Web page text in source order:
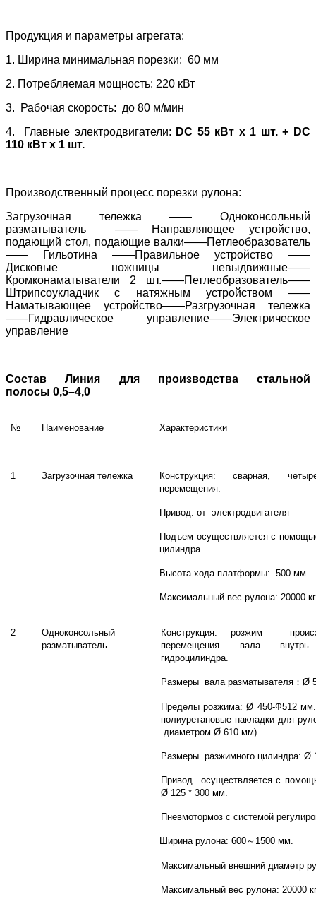
Продукция и параметры агрегата:
1. Ширина минимальная порезки: 60 мм
2. Потребляемая мощность: 220 кВт
3. Рабочая скорость: до 80 м/мин
4. Главные электродвигатели: DC 55 кВт x1 шт. + DС
110 кВт х 1 шт.
Производственный процесс порезки рулона:
Загрузочная тележка —— Одноконсольный
разматыватель —— Направляющее устройство,
подающий стол, подающие валки——Петлеобразователь
—— Гильотина ——Правильное устройство ——
Дисковые ножницы невыдвижные——
Кромконаматыватели 2 шт.——Петлеобразователь——
Штрипсоукладчик с натяжным устройством ——
Наматывающее устройство——Разгрузочная тележка
——Гидравлическое управление——Электрическое
управление
СоставЛиния для производства стальной
полосы 0,5–4,0
№ Наименование Характеристики
1 Загрузочная тележка
Конструкция: сварная,
перемещения.
Привод: от электродвигателя
Подъем осуществляется с
цилиндра
Высота хода платформы: 500 мм.
Максимальный вес рулона: 20000
2
Одноконсольный
разматыватель
Конструкция: розжим
перемещения вала
гидроцилиндра.
Размеры вала разматывателя ： Ø
Пределы розжима: Ø 450-Ф512 мм.
полиуретановые накладки для
диаметром Ø 610 мм)
Размеры разжимного цилиндра: Ø
Привод осуществляется с
Ø 125 * 300 мм.
Пневмотормоз с системой
Ширина рулона: 600～ 1500 мм.
Максимальный внешний диаметр
Максимальный вес рулона: 20000